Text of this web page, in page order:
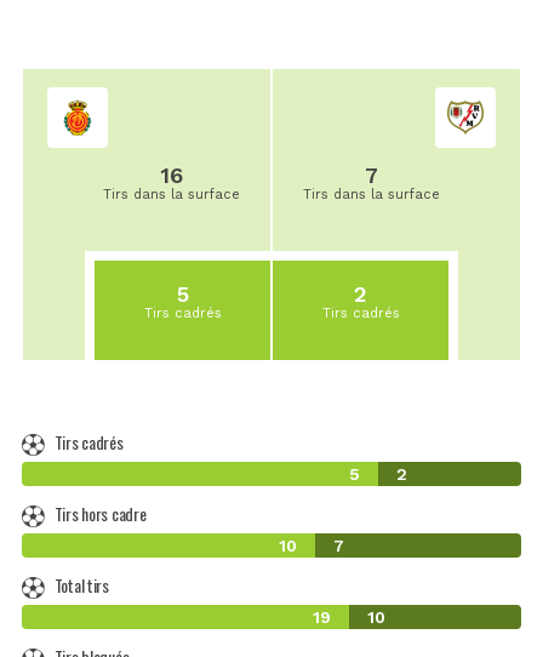
16
Tirs dans la surface
5
Tirs cadrés
7
Tirs dans la surface
2
Tirs cadrés
Tirs cadrés
5 2
Tirs hors cadre
10 7
Total tirs
19 10